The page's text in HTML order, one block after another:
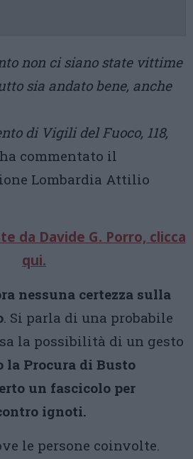
non ci siano state vittime
sia andato bene, anche
di Vigili del Fuoco, 118,
commentato il
Lombardia Attilio
da Davide G. Porro, clicca
qui.
nessuna certezza sulla
. Si parla di una probabile
la possibilità di un gesto
la Procura di Busto
un fascicolo per
ignoti.
le persone coinvolte.